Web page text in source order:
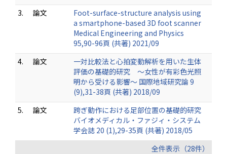
3.
論文
Foot-surface-structure analysis using
a smartphone-based 3D foot scanner
Medical Engineering and Physics
95,90-96頁 (共著) 2021/09
4.
論文
一対比較法と心拍変動解析を用いた生体
評価の基礎的研究 ～女性が有彩色光照
明から受ける影響～ 国際地域研究論 9
(9),31-38頁 (共著) 2018/09
5.
論文
跨ぎ動作における足部位置の基礎的研究
バイオメディカル・ファジィ・システム
学会誌 20 (1),29-35頁 (共著) 2018/05
全件表示（28件）